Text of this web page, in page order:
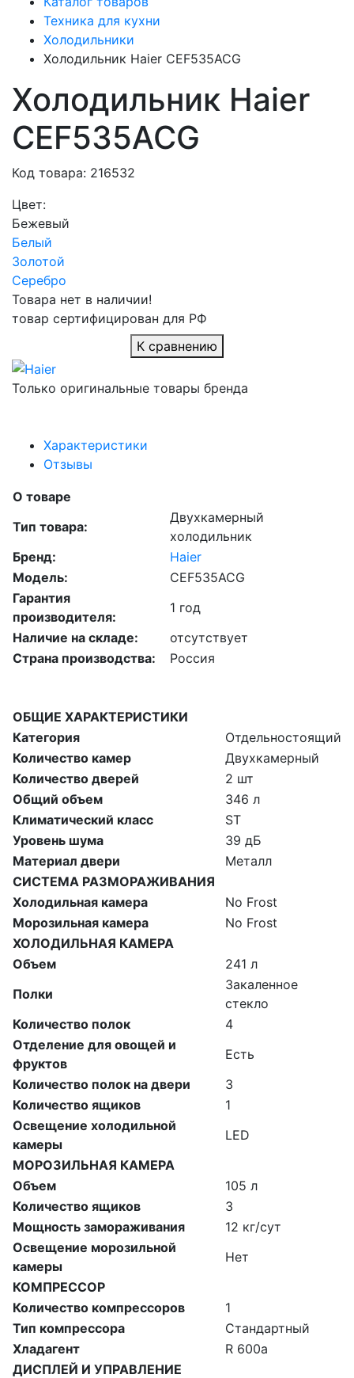
Техника для кухни
Холодильники
Холодильник Haier CEF535ACG
Холодильник Haier
CEF535ACG
Код товара: 216532
Цвет:
Бежевый
Белый
Золотой
Серебро
Товара нет в наличии!
товар сертифицирован для РФ
К сравнению
Только оригинальные товары бренда
Характеристики
Отзывы
ОБЩИЕ ХАРАКТЕРИСТИКИ
Категория
Отдельностоящий
Количество камер
Двухкамерный
Количество дверей
2 шт
Общий объем
346 л
Климатический класс
ST
Уровень шума
39 дБ
Материал двери
Металл
СИСТЕМА РАЗМОРАЖИВАНИЯ
Холодильная камера
No Frost
Морозильная камера
No Frost
ХОЛОДИЛЬНАЯ КАМЕРА
Объем
241 л
Полки
Закаленное
стекло
Количество полок
4
Отделение для овощей и
фруктов
Есть
Количество полок на двери
3
Количество ящиков
1
Освещение холодильной
камеры
LED
МОРОЗИЛЬНАЯ КАМЕРА
Объем
105 л
Количество ящиков
3
Мощность замораживания
12 кг/сут
Освещение морозильной
камеры
Нет
КОМПРЕССОР
Количество компрессоров
1
Тип компрессора
Стандартный
Хладагент
R 600a
ДИСПЛЕЙ И УПРАВЛЕНИЕ
О товаре
Тип товара:
Двухкамерный
холодильник
Бренд:
Haier
Модель:
CEF535ACG
Гарантия
производителя:
1 год
Наличие на складе:
отсутствует
Страна производства:
Россия